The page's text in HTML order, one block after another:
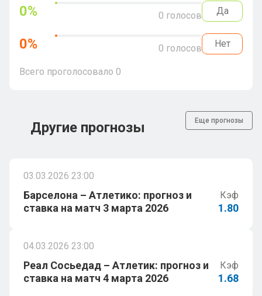
0% 0 голосов Да
0% 0 голосов Нет
Всего проголосовало 0
Другие прогнозы Еще прогнозы
03.03.2026 23:00
Барселона – Атлетико: прогноз и
ставка на матч 3 марта 2026
Кэф
1.80
04.03.2026 23:00
Реал Сосьедад – Атлетик: прогноз и
ставка на матч 4 марта 2026
Кэф
1.68